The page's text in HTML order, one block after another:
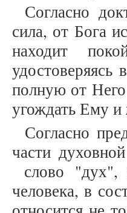
Согласно
сила, от Бога
находит
полную от Него
угождать Ему
Согласно
части
слово "дух",
человека, в